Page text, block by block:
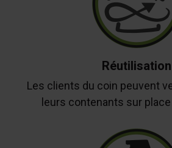
Réutilisation
Les clients du coin peuvent
leurs contenants sur